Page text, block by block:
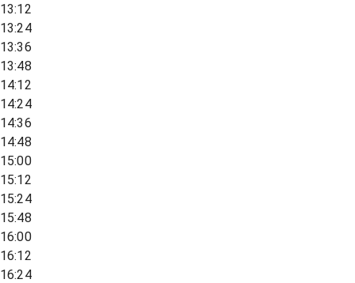
13:12
13:24
13:36
13:48
14:12
14:24
14:36
14:48
15:00
15:12
15:24
15:48
16:00
16:12
16:24